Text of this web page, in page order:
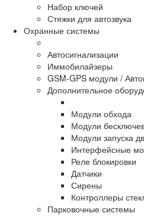
Набор ключей
Стяжки для автозвука
Охранные системы
Автосигнализации
Иммобилайзеры
GSM-GPS модули /
Дополнительное
Модули обхода
Модули
Модули запуска
Интерфейсные
Реле блокировки
Датчики
Сирены
Контроллеры
Парковочные системы